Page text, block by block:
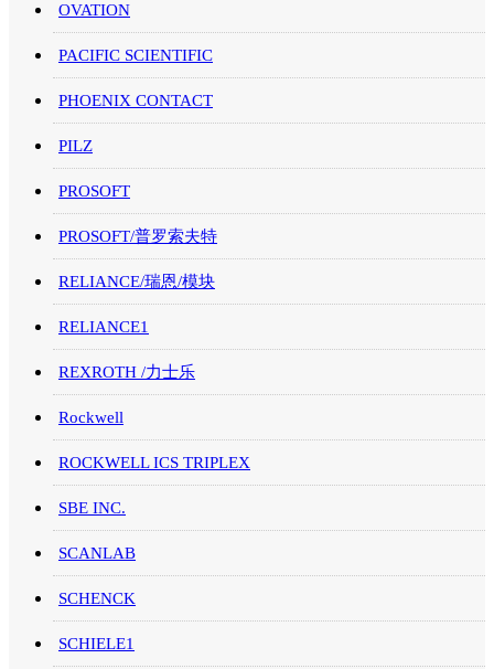
OVATION
PACIFIC SCIENTIFIC
PHOENIX CONTACT
PILZ
PROSOFT
PROSOFT/普罗索夫特
RELIANCE/瑞恩/模块
RELIANCE1
REXROTH /力士乐
Rockwell
ROCKWELL ICS TRIPLEX
SBE INC.
SCANLAB
SCHENCK
SCHIELE1